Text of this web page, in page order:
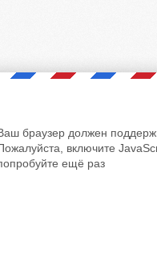
браузер должен
включите
ещё раз